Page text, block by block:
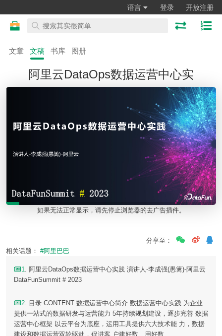
语言 登录 开放注册
文章 文稿 书库 图册
阿里云DataOps数据运营中心实
如果无法正常显示，请先停止浏览器的去广告插件。
分享至：
相关话题： #阿里巴巴
1. 阿里云DataOps数据运营中心实践 演讲人-李成强(愚篱)-阿里云
DataFunSummit # 2023
2. 目录 CONTENT 数据运营中心简介 数据运营中心实践 为企业
提供一站式的数据研发与运营能力 5年持续规划建设，逐步完善 数据
运营中心框架 以云平台为底座，运用工具提供六大技术能 力，数据
建设和数据运营双轮驱动，促进客 户建好数、用好数